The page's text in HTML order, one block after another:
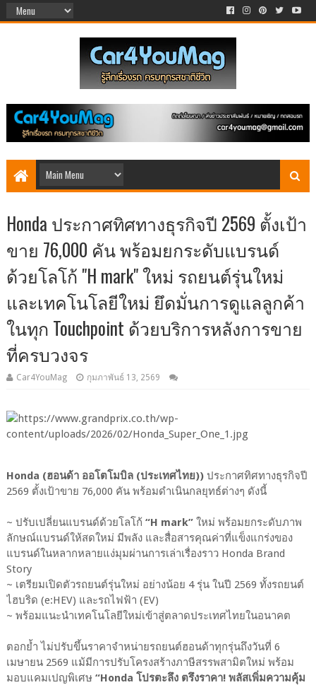
Honda ประกาศทิศทางธุรกิจปี 2569 ตั้งเป้า
ขาย 76,000 คัน พร้อมยกระดับแบรนด์
ด้วยโลโก้ "H mark" ใหม่ รถยนต์รุ่นใหม่
และเทคโนโลยีใหม่ ยึดมั่นการดูแลลูกค้า
ในทุก Touchpoint ด้วยบริการหลังการขาย
ที่ครบวงจร
Car4YouMag กุมภาพันธ์ 13, 2569
Honda (ฮอนด้า ออโตโมบิล (ประเทศไทย))ประกาศทิศทางธุรกิจปี
2569 ตั้งเป้าขาย 76,000 คัน พร้อมดำเนินกลยุทธ์ต่างๆ ดังนี้
~ ปรับเปลี่ยนแบรนด์ด้วยโลโก้ “H mark”ใหม่ พร้อมยกระดับภาพ
ลักษณ์แบรนด์ให้สดใหม่ มีพลัง และสื่อสารคุณค่าที่แข็งแกร่งของ
แบรนด์ในหลากหลายแง่มุมผ่านการเล่าเรื่องราว Honda Brand
Story
~ เตรียมเปิดตัวรถยนต์รุ่นใหม่ อย่างน้อย 4 รุ่น ในปี 2569 ทั้งรถยนต์
ไฮบริด (e:HEV) และรถไฟฟ้า (EV)
~ พร้อมแนะนำเทคโนโลยีใหม่เข้าสู่ตลาดประเทศไทยในอนาคต
ตอกย้ำ ไม่ปรับขึ้นราคาจำหน่ายรถยนต์ฮอนด้าทุกรุ่นถึงวันที่ 6
เมษายน 2569 แม้มีการปรับโครงสร้างภาษีสรรพสามิตใหม่ พร้อม
มอบแคมเปญพิเศษ “Honda โปรตะลึง ตรึงราคา! พลัสเพิ่มความคุ้ม